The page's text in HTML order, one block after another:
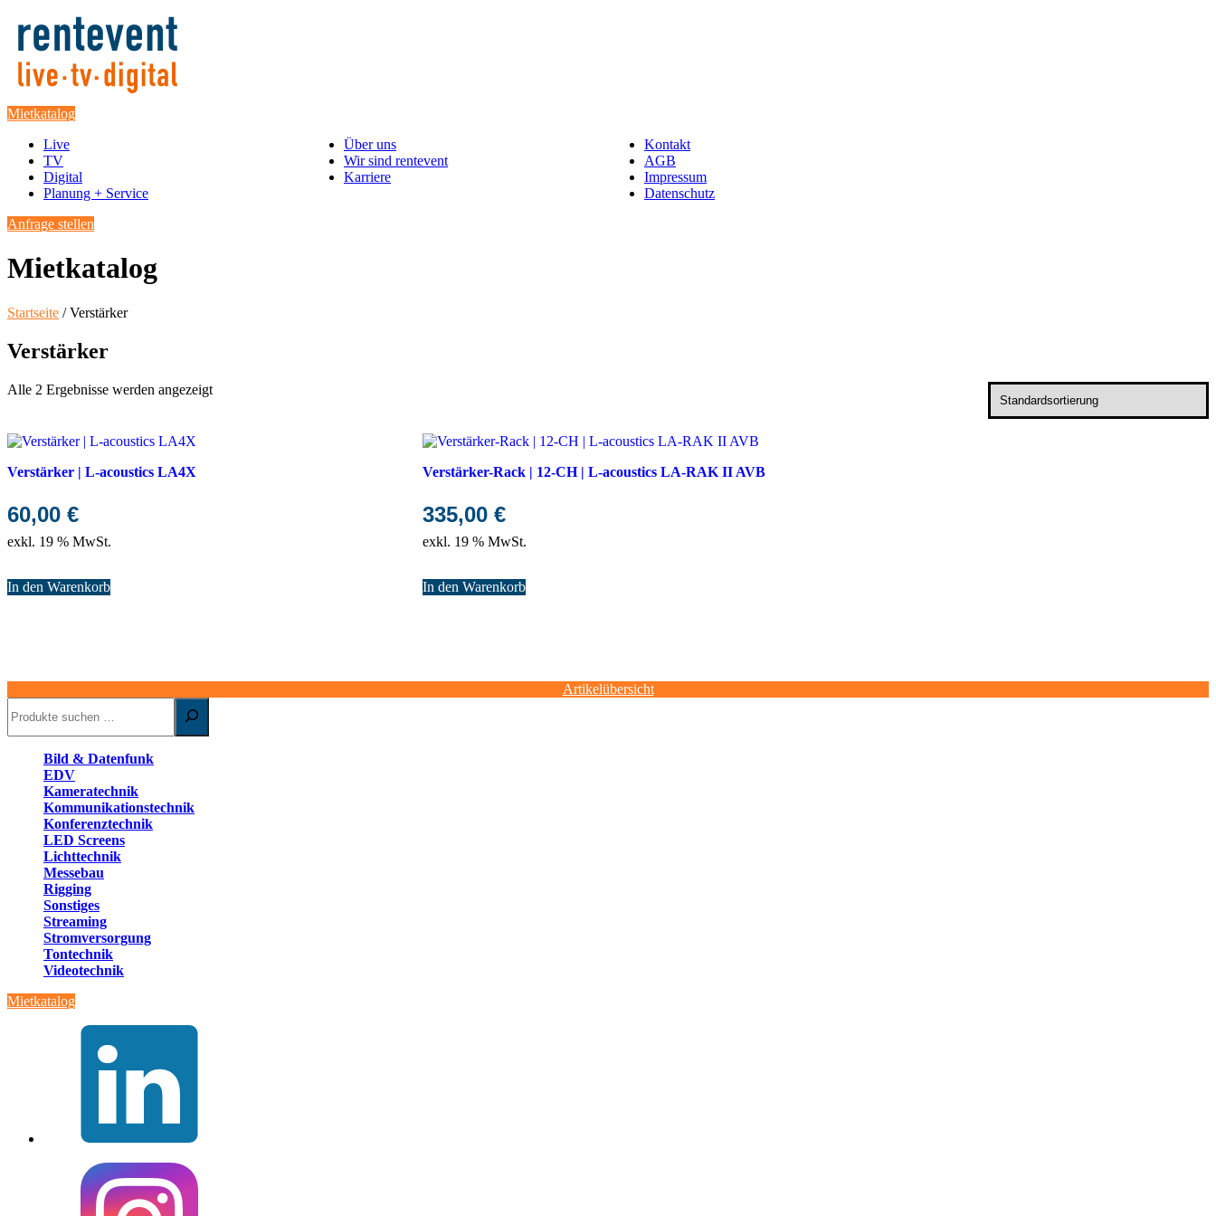
Mietkatalog
Live
TV
Digital
Planung + Service
Über uns
Wir sind rentevent
Karriere
Kontakt
AGB
Impressum
Datenschutz
Anfrage stellen
Mietkatalog
Startseite / Verstärker
Verstärker
Alle 2 Ergebnisse werden angezeigt
Verstärker | L-acoustics LA4X
60,00 €
exkl. 19 % MwSt.
In den Warenkorb
Verstärker-Rack | 12-CH | L-acoustics LA-RAK II AVB
335,00 €
exkl. 19 % MwSt.
In den Warenkorb
Artikelübersicht
Bild & Datenfunk
EDV
Kameratechnik
Kommunikationstechnik
Konferenztechnik
LED Screens
Lichttechnik
Messebau
Rigging
Sonstiges
Streaming
Stromversorgung
Tontechnik
Videotechnik
Mietkatalog